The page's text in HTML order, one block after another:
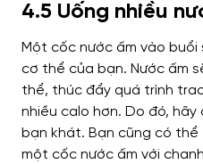
4.5 Uống nhiều
Một cốc nước ấm vào
cơ thể của bạn. Nước ấm
thể, thúc đẩy quá trình
nhiều calo hơn. Do đó,
bạn khát. Bạn cũng có
một cốc nước ấm với